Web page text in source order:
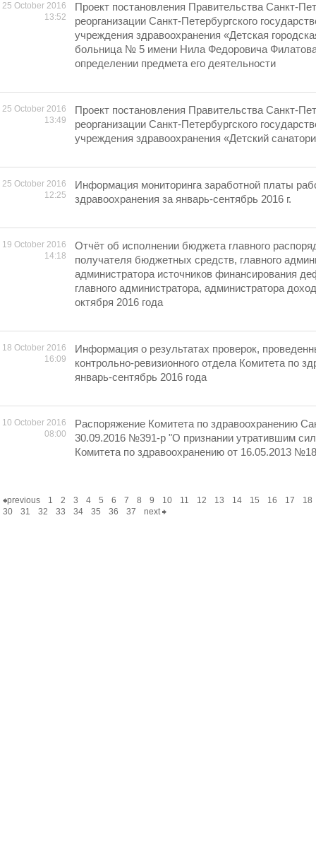
25 October 2016
13:52
Проект постановления Правительства Санкт-
реорганизации Санкт-Петербургского
учреждения здравоохранения «Детская
больница № 5 имени Нила Федоровича
определении предмета его деятельности
25 October 2016
13:49
Проект постановления Правительства Санкт-
реорганизации Санкт-Петербургского
учреждения здравоохранения «Детский
25 October 2016
12:25
Информация мониторинга заработной платы
здравоохранения за январь-сентябрь 2016 г.
19 October 2016
14:18
Отчёт об исполнении бюджета главного
получателя бюджетных средств, главного
администратора источников финансирования
главного администратора, администратора
октября 2016 года
18 October 2016
16:09
Информация о результатах проверок,
контрольно-ревизионного отдела Комитета по
январь-сентябрь 2016 года
10 October 2016
08:00
Распоряжение Комитета по здравоохранению
30.09.2016 №391-р "О признании утратившим
Комитета по здравоохранению от 16.05.2013
previous 1 2 3 4 5 6 7 8 9 10 11 12 13 14 15 16 17
18
30
31 32 33 34 35 36 37 next